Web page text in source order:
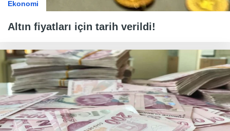
Ekonomi
Altın fiyatları için tarih verildi!